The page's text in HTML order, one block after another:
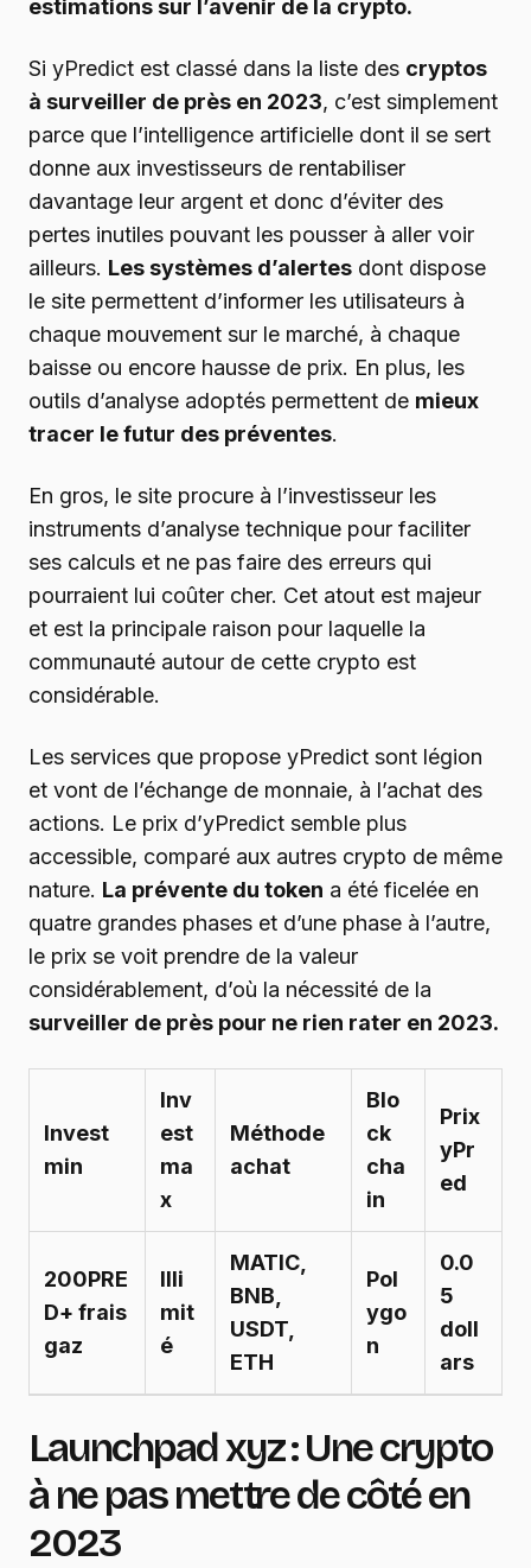
estimations sur l’avenir de la crypto.
Si yPredict est classé dans la liste des cryptos
à surveiller de près en 2023, c’est simplement
parce que l’intelligence artificielle dont il se sert
donne aux investisseurs de rentabiliser
davantage leur argent et donc d’éviter des
pertes inutiles pouvant les pousser à aller voir
ailleurs. Les systèmes d’alertes dont dispose
le site permettent d’informer les utilisateurs à
chaque mouvement sur le marché, à chaque
baisse ou encore hausse de prix. En plus, les
outils d’analyse adoptés permettent de mieux
tracer le futur des préventes.
En gros, le site procure à l’investisseur les
instruments d’analyse technique pour faciliter
ses calculs et ne pas faire des erreurs qui
pourraient lui coûter cher. Cet atout est majeur
et est la principale raison pour laquelle la
communauté autour de cette crypto est
considérable.
Les services que propose yPredict sont légion
et vont de l’échange de monnaie, à l’achat des
actions. Le prix d’yPredict semble plus
accessible, comparé aux autres crypto de même
nature. La prévente du token a été ficelée en
quatre grandes phases et d’une phase à l’autre,
le prix se voit prendre de la valeur
considérablement, d’où la nécessité de la
surveiller de près pour ne rien rater en 2023.
Invest
min
Inv
est
ma
x
Méthode
achat
Blo
ck
cha
in
Prix
yPr
ed
200PRE
D+ frais
gaz
Illi
mit
é
MATIC,
BNB,
USDT,
ETH
Pol
ygo
n
0.0
5
doll
ars
Launchpad xyz : Une crypto
à ne pas mettre de côté en
2023